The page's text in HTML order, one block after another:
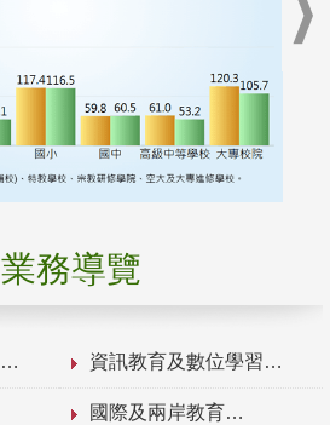
業務導覽
資訊教育及數位學習
國際及兩岸教育